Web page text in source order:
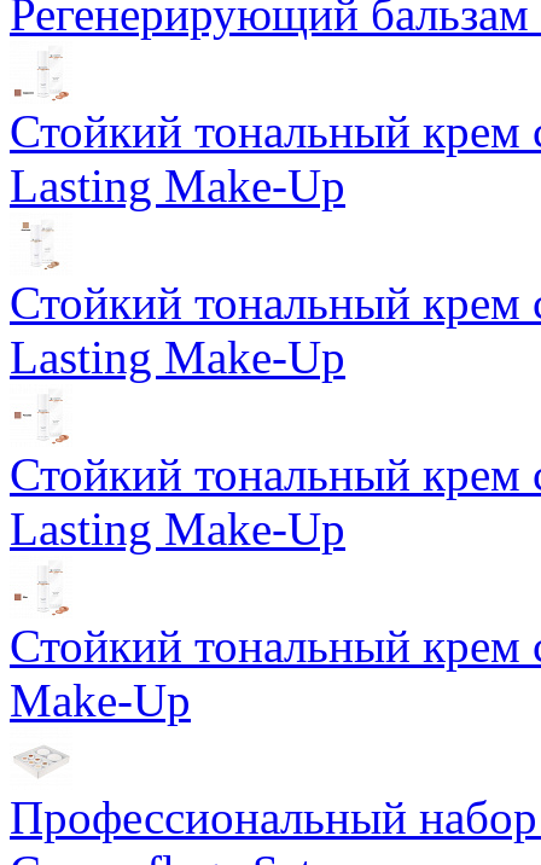
Регенерирующий
Стойкий тональный
Lasting Make-Up
Стойкий тональный
Lasting Make-Up
Стойкий тональный
Lasting Make-Up
Стойкий тональный
Make-Up
Профессиональный